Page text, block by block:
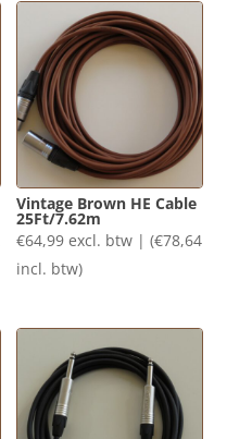
Vintage Brown HE Cable
25Ft/7.62m
€64,99 excl. btw | (€78,64
incl. btw)